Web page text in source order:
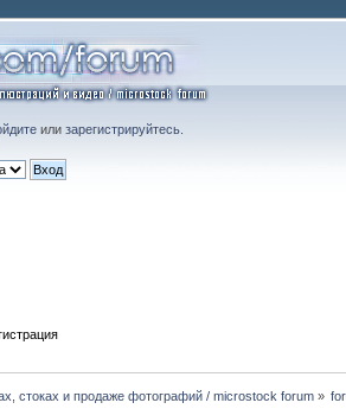
илизарегистрируйтесь
стоках и продаже фотографий / microstock forum»